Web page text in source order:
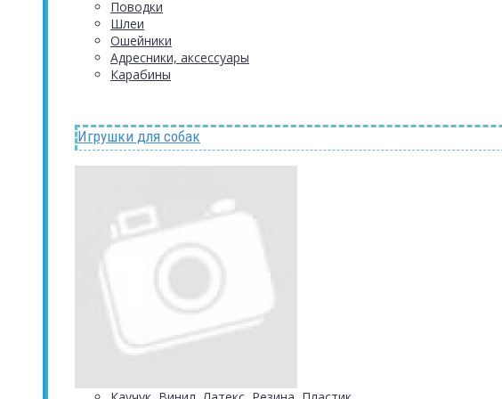
Поводки
Шлеи
Ошейники
Адресники, аксессуары
Карабины
Игрушки для собак